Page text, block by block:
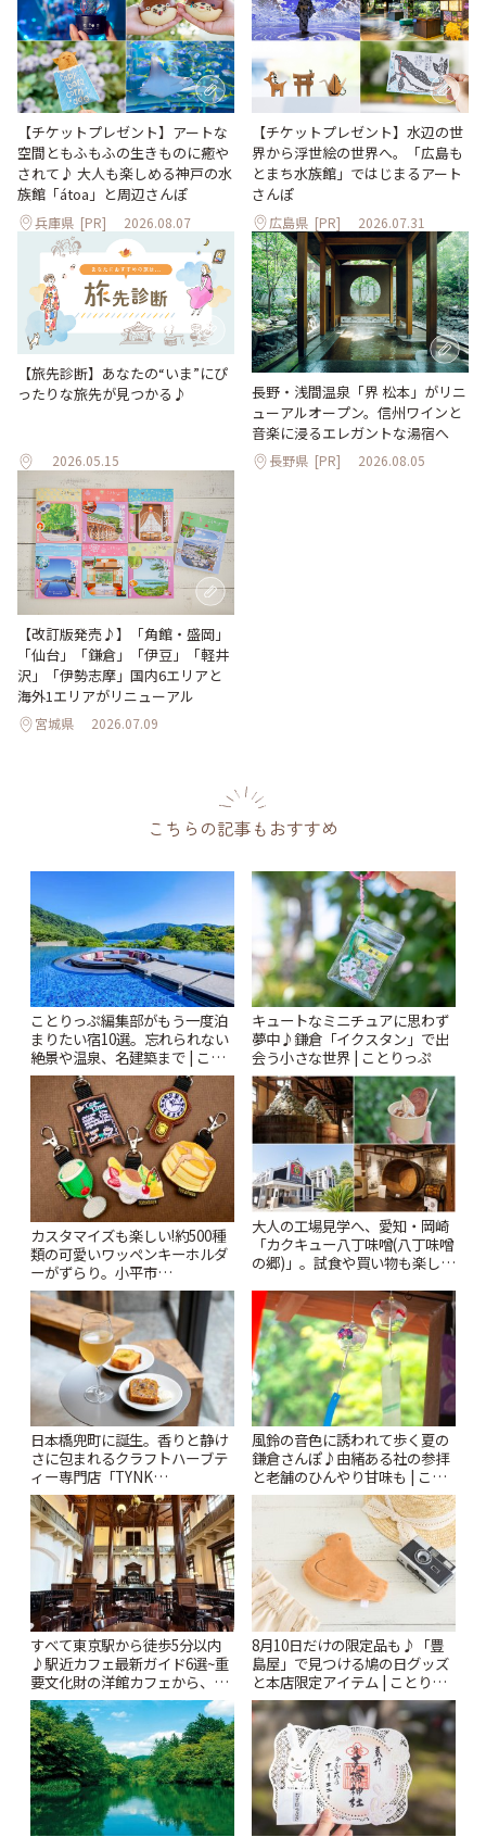
【チケットプレゼント】アートな
空間ともふもふの生きものに癒や
されて♪ 大人も楽しめる神戸の水
族館「átoa」と周辺さんぽ
兵庫県 [PR] 2026.08.07
【チケットプレゼント】水辺の世
界から浮世絵の世界へ。「広島も
とまち水族館」ではじまるアート
さんぽ
広島県 [PR] 2026.07.31
【旅先診断】あなたの“いま”にぴ
ったりな旅先が見つかる♪
2026.05.15
長野・浅間温泉「界 松本」がリニ
ューアルオープン。信州ワインと
音楽に浸るエレガントな湯宿へ
長野県 [PR] 2026.08.05
【改訂版発売♪】「角館・盛岡」
「仙台」「鎌倉」「伊豆」「軽井
沢」「伊勢志摩」国内6エリアと
海外1エリアがリニューアル
宮城県 2026.07.09
こちらの記事もおすすめ
ことりっぷ編集部がもう一度泊
まりたい宿10選。忘れられない
絶景や温泉、名建築まで | こと
りっぷ
キュートなミニチュアに思わず
夢中♪鎌倉「イクスタン」で出
会う小さな世界 | ことりっぷ
カスタマイズも楽しい!約500種
類の可愛いワッペンキーホルダ
ーがずらり。小平市
「Kimamaya T&K」 | ことりっ
ぷ
大人の工場見学へ、愛知・岡崎
「カクキュー八丁味噌(八丁味噌
の郷)」。試食や買い物も楽しみ
日本橋兜町に誕生。香りと静け
さに包まれるクラフトハーブテ
ィー専門店「TYNK
Kabutocho」 | ことりっぷ
風鈴の音色に誘われて歩く夏の
鎌倉さんぽ♪由緒ある社の参拝
と老舗のひんやり甘味も | こと
りっぷ
すべて東京駅から徒歩5分以内
♪駅近カフェ最新ガイド6選~重
要文化財の洋館カフェから、改
札すぐのレトロ喫茶まで~ | こと
りっぷ
8月10日だけの限定品も♪「豊
島屋」で見つける鳩の日グッズ
と本店限定アイテム | ことりっ
ぷ